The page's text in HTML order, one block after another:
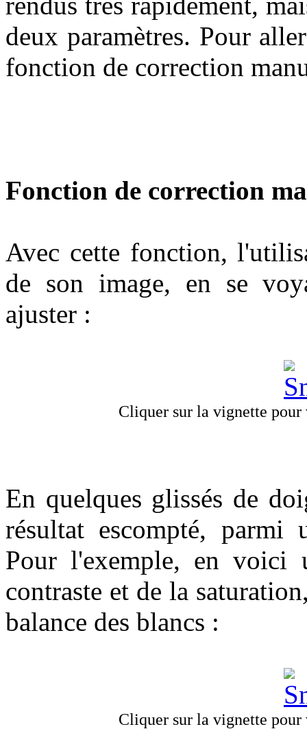
deux paramètres. Pour
fonction de correction
Fonction de correction
Avec cette fonction,
de son image, en se
ajuster :
Cliquer sur la vignette
En quelques glissés de
résultat escompté,
Pour l'exemple, en voici
contraste et de la
balance des blancs :
Cliquer sur la vignette